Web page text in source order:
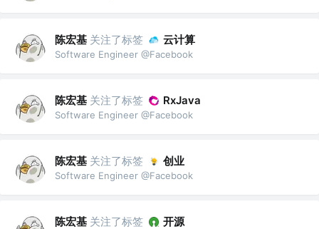
陈宏基 关注了标签 云计算
Software Engineer @Facebook
陈宏基 关注了标签 RxJava
Software Engineer @Facebook
陈宏基 关注了标签 创业
Software Engineer @Facebook
陈宏基 关注了标签 开源